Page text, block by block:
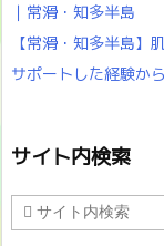
｜常滑・知多半島
【常滑・知多半島
サポートした経験から
サイト内検索